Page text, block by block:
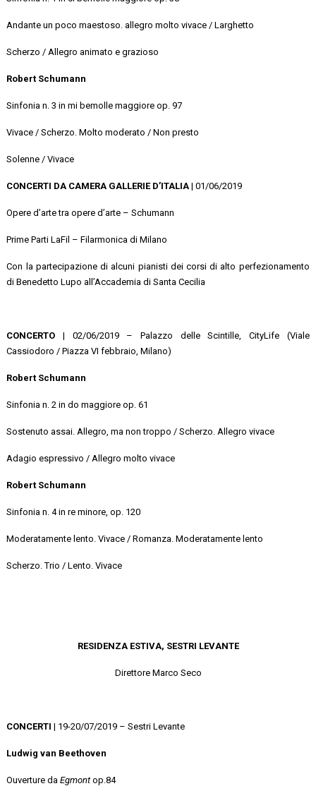
Andante un poco maestoso. allegro molto vivace / Larghetto
Scherzo / Allegro animato e grazioso
Robert Schumann
Sinfonia n. 3 in mi bemolle maggiore op. 97
Vivace / Scherzo. Molto moderato / Non presto
Solenne / Vivace
CONCERTI DA CAMERA GALLERIE D’ITALIA | 01/06/2019
Opere d’arte tra opere d’arte – Schumann
Prime Parti LaFil – Filarmonica di Milano
Con la partecipazione di alcuni pianisti dei corsi di alto perfezionamento
di Benedetto Lupo all’Accademia di Santa Cecilia
CONCERTO | 02/06/2019 – Palazzo delle Scintille, CityLife (Viale
Cassiodoro / Piazza VI febbraio, Milano)
Robert Schumann
Sinfonia n. 2 in do maggiore op. 61
Sostenuto assai. Allegro, ma non troppo / Scherzo. Allegro vivace
Adagio espressivo / Allegro molto vivace
Robert Schumann
Sinfonia n. 4 in re minore, op. 120
Moderatamente lento. Vivace / Romanza. Moderatamente lento
Scherzo. Trio / Lento. Vivace
RESIDENZA ESTIVA, SESTRI LEVANTE
Direttore Marco Seco
CONCERTI | 19-20/07/2019 – Sestri Levante
Ludwig van Beethoven
Ouverture daEgmontop.84